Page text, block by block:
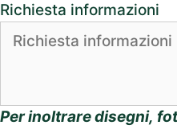
Richiesta informazioni
Per inoltrare disegni,